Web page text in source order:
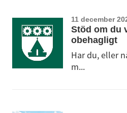
11 december
Stöd om du
obehagligt
Har du, eller
m...